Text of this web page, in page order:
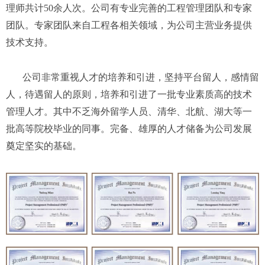
理师共计50余人次。公司有专业完善的工程管理团队和专家
团队。专家团队来自工程各相关领域，为公司主营业务提供
技术支持。
公司非常重视人才的培养和引进，坚持平台留人，感情留
人，待遇留人的原则，培养和引进了一批专业素质高的技术
管理人才。其中不乏海外留学人员、清华、北航、湖大等一
批高等院校毕业的同事。完备、雄厚的人才储备为公司发展
奠定坚实的基础。